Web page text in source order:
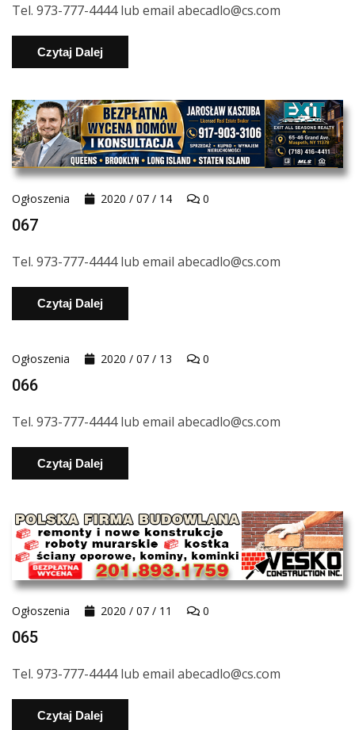
Tel. 973-777-4444 lub email abecadlo@cs.com
Czytaj Dalej
Ogłoszenia 2020 / 07 / 14 0
067
Tel. 973-777-4444 lub email abecadlo@cs.com
Czytaj Dalej
Ogłoszenia 2020 / 07 / 13 0
066
Tel. 973-777-4444 lub email abecadlo@cs.com
Czytaj Dalej
Ogłoszenia 2020 / 07 / 11 0
065
Tel. 973-777-4444 lub email abecadlo@cs.com
Czytaj Dalej